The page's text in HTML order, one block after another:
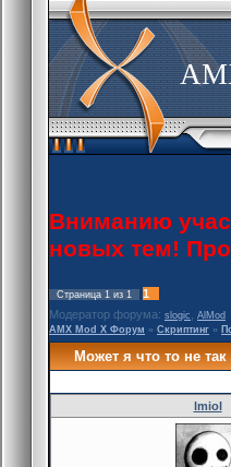
Вниманию
новых тем!
Страница 1 из 1
1
Модератор форума: slogic
AlMod
AMX Mod X Форум » Скриптинг »
Может я что то не
lmiol